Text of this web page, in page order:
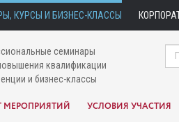
КУРСЫ И БИЗНЕС-КЛАССЫ
семинары
квалификации
и бизнес-классы
МЕРОПРИЯТИЙ УСЛОВИЯ УЧАСТИЯ